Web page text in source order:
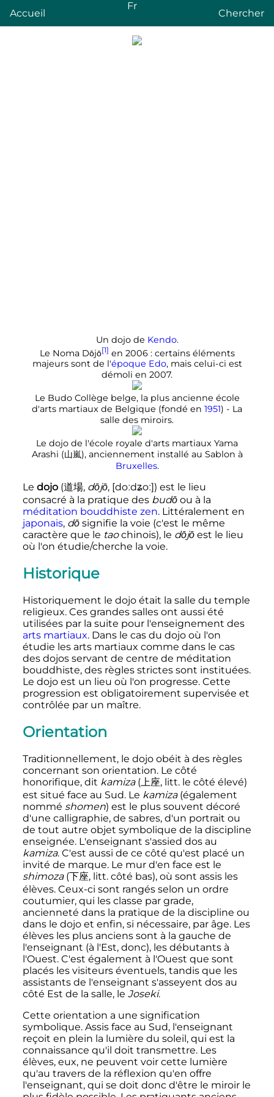
Accueil
Fr
Chercher
Un dojo de Kendo.
Le Noma Dōjō[1] en 2006 : certains éléments
majeurs sont de l'époque Edo, mais celui-ci est
démoli en 2007.
Le Budo Collège belge, la plus ancienne école
d'arts martiaux de Belgique (fondé en 1951) - La
salle des miroirs.
Le dojo de l'école royale d'arts martiaux Yama
Arashi (山嵐), anciennement installé au Sablon à
Bruxelles.
Le dojo (道場, dōjō, [doːdʑoː]) est le lieu
consacré à la pratique des budōou à la
méditation bouddhiste zen. Littéralement en
japonais, dōsignifie la voie (c'est le même
caractère que le taochinois), le dōjōest le lieu
où l'on étudie/cherche la voie.
Historique
Historiquement le dojo était la salle du temple
religieux. Ces grandes salles ont aussi été
utilisées par la suite pour l'enseignement des
arts martiaux. Dans le cas du dojo où l'on
étudie les arts martiaux comme dans le cas
des dojos servant de centre de méditation
bouddhiste, des règles strictes sont instituées.
Le dojo est un lieu où l'on progresse. Cette
progression est obligatoirement supervisée et
contrôlée par un maître.
Orientation
Traditionnellement, le dojo obéit à des règles
concernant son orientation. Le côté
honorifique, dit kamiza (上座, litt.le côté élevé)
est situé face au Sud. Le kamiza(également
nommé shomen) est le plus souvent décoré
d'une calligraphie, de sabres, d'un portrait ou
de tout autre objet symbolique de la discipline
enseignée. L'enseignant s'assied dos au
kamiza. C'est aussi de ce côté qu'est placé un
invité de marque. Le mur d'en face est le
shimoza (下座, litt.côté bas), où sont assis les
élèves. Ceux-ci sont rangés selon un ordre
coutumier, qui les classe par grade,
ancienneté dans la pratique de la discipline ou
dans le dojo et enfin, si nécessaire, par âge. Les
élèves les plus anciens sont à la gauche de
l'enseignant (à l'Est, donc), les débutants à
l'Ouest. C'est également à l'Ouest que sont
placés les visiteurs éventuels, tandis que les
assistants de l'enseignant s'asseyent dos au
côté Est de la salle, le Joseki.
Cette orientation a une signification
symbolique. Assis face au Sud, l'enseignant
reçoit en plein la lumière du soleil, qui est la
connaissance qu'il doit transmettre. Les
élèves, eux, ne peuvent voir cette lumière
qu'au travers de la réflexion qu'en offre
l'enseignant, qui se doit donc d'être le miroir le